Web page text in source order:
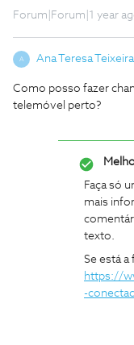
Forum|Forum|1 year
A Ana Teresa Teixeira
Como posso fazer
telemóvel perto?
Faça só
mais
texto.
Se está a
https://
-